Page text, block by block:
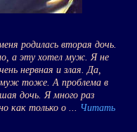
родилась вторая дочь.
а эту хотел муж. Я не
нервная и злая. Да,
тоже. А проблема в
дочь. Я много раз
как только о ... Читать